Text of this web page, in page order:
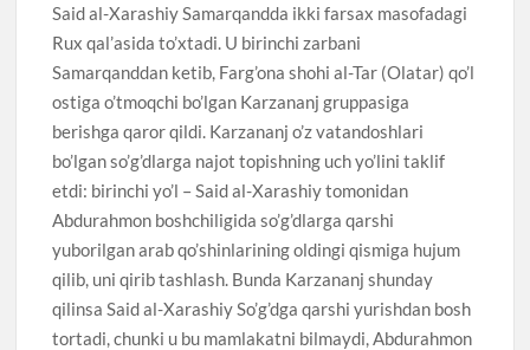
Said al-Xarashiy Samarqandda ikki farsax masofadagi
Rux qal’asida to’xtadi. U birinchi zarbani
Samarqanddan ketib, Farg’ona shohi al-Tar (Olatar) qo’l
ostiga o’tmoqchi bo’lgan Karzananj gruppasiga
berishga qaror qildi. Karzananj o’z vatandoshlari
bo’lgan so’g’dlarga najot topishning uch yo’lini taklif
etdi: birinchi yo’l – Said al-Xarashiy tomonidan
Abdurahmon boshchiligida so’g’dlarga qarshi
yuborilgan arab qo’shinlarining oldingi qismiga hujum
qilib, uni qirib tashlash. Bunda Karzananj shunday
qilinsa Said al-Xarashiy So’g’dga qarshi yurishdan bosh
tortadi, chunki u bu mamlakatni bilmaydi, Abdurahmon